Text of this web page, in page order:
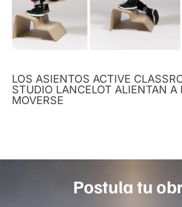
LOS ASIENTOS ACTIVE
STUDIO LANCELOT ALIENTAN A
MOVERSE
Postula tu